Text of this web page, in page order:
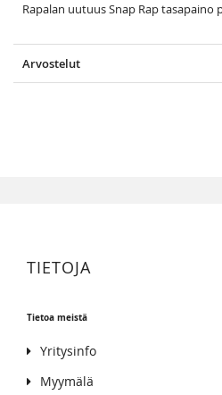
Rapalan uutuus Snap Rap tasapaino
Arvostelut
TIETOJA
Tietoa meistä
Yritysinfo
Myymälä